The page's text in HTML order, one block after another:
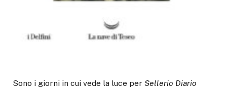
Sono i giorni in cui vede la luce per Sellerio Diario